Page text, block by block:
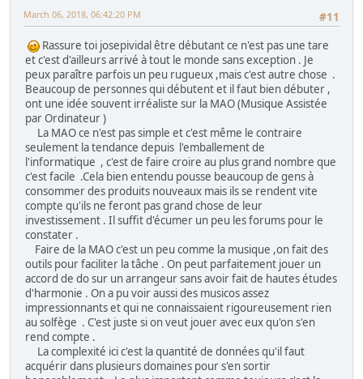
#11
March 06, 2018, 06:42:20 PM
Rassure toi josepividal être débutant ce n'est pas une tare
et c'est d'ailleurs arrivé à tout le monde sans exception . Je
peux paraître parfois un peu rugueux ,mais c'est autre chose .
Beaucoup de personnes qui débutent et il faut bien débuter ,
ont une idée souvent irréaliste sur la MAO (Musique Assistée
par Ordinateur )
La MAO ce n'est pas simple et c'est même le contraire
seulement la tendance depuis l'emballement de
l'informatique , c'est de faire croire au plus grand nombre que
c'est facile .Cela bien entendu pousse beaucoup de gens à
consommer des produits nouveaux mais ils se rendent vite
compte qu'ils ne feront pas grand chose de leur
investissement . Il suffit d'écumer un peu les forums pour le
constater .
Faire de la MAO c'est un peu comme la musique ,on fait des
outils pour faciliter la tâche . On peut parfaitement jouer un
accord de do sur un arrangeur sans avoir fait de hautes études
d'harmonie . On a pu voir aussi des musicos assez
impressionnants et qui ne connaissaient rigoureusement rien
au solfège . C'est juste si on veut jouer avec eux qu'on s'en
rend compte .
La complexité ici c'est la quantité de données qu'il faut
acquérir dans plusieurs domaines pour s'en sortir